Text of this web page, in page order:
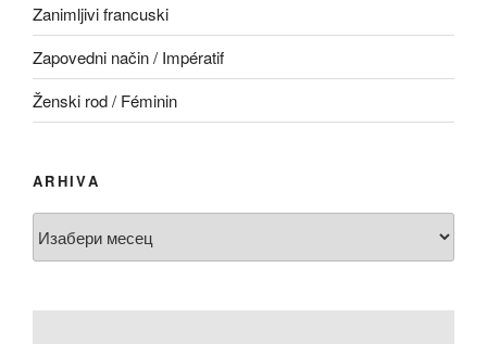
Zanimljivi francuski
Zapovedni način / Impératif
Ženski rod / Féminin
ARHIVA